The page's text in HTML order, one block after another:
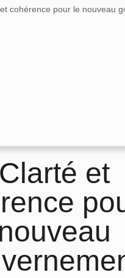
cohérence pour le nouveau
Clarté et
nouveau